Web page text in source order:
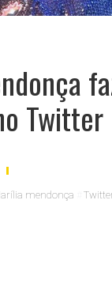
Twitter
mendonça